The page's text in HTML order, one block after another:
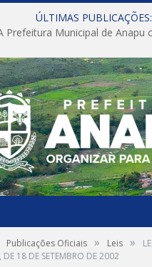
ÚLTIMAS PUBLICAÇÕES:
Publicações Oficiais » Leis »
18 DE SETEMBRO DE 2002